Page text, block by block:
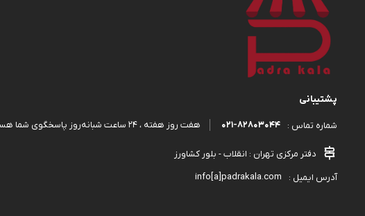
پشتیبانی
شماره تماس : ۰۲۱-۸۲۸۰۳۰۴۴ هفت روز هفته ، ۲۴ ساعت شبانه‌روز پاسخگوی شما هستیم.
دفتر مرکزی تهران : انقلاب - بلور کشاورز
آدرس ایمیل :
info[a]padrakala.com